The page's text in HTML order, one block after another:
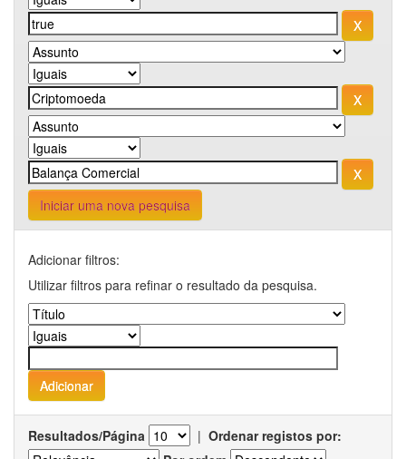
Iniciar uma nova pesquisa
Adicionar filtros:
Utilizar filtros para refinar o resultado da pesquisa.
Resultados/Página | Ordenar registos por: